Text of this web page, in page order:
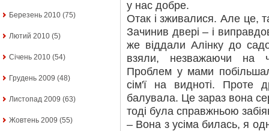
Березень 2010 (75)
Лютий 2010 (5)
Січень 2010 (54)
Грудень 2009 (48)
Листопад 2009 (63)
Жовтень 2009 (55)
у нас добре.
Отак і зживалися. Але це,
Зачинив двері – і
же віддали Алінку до
взяли, незважаючи на
Проблем у мами
сім'ї на видноті. Проте
балувала. Це зараз вона
тоді була справжньою
– Вона з усіма билась, я